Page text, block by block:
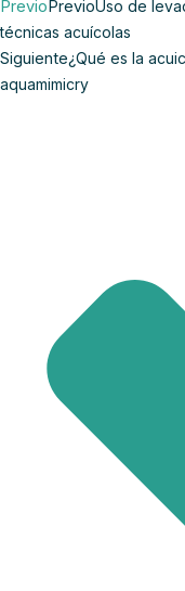
Previo PrevioUso de
técnicas acuícolas
Siguiente¿Qué es la
aquamimicry